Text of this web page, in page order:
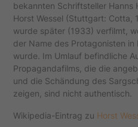
bekannten Schriftsteller Hanns
Horst Wessel (Stuttgart: Cotta,
wurde später (1933) verfilmt,
der Name des Protagonisten in
wurde. Im Umlauf befindliche
Propagandafilms, die die
und die Schändung des
zeigen, sind nicht authentisch.
Wikipedia-Eintrag zu Horst